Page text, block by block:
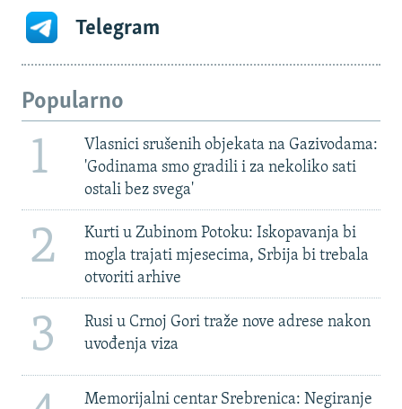
Telegram
Popularno
1
Vlasnici srušenih objekata na Gazivodama:
'Godinama smo gradili i za nekoliko sati
ostali bez svega'
2
Kurti u Zubinom Potoku: Iskopavanja bi
mogla trajati mjesecima, Srbija bi trebala
otvoriti arhive
3
Rusi u Crnoj Gori traže nove adrese nakon
uvođenja viza
Memorijalni centar Srebrenica: Negiranje